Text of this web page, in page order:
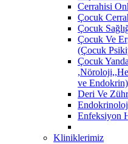
Cerrahisi
Çocuk
Çocuk
Çocuk Ve
(Çocuk
Çocuk
ve Endokrin)
Deri Ve
Enfeksiyon
Kliniklerimiz